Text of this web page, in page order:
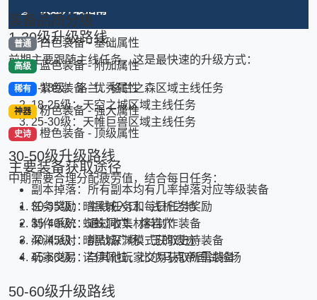
快速升级指南
1-30级升级路线
前期主要跟随主线任务，这是最快速的升级方式：
1-18级：洛兰、格兰之森区域主线任务
18-25级：天空之城区域主线任务
25-30级：天帷巨兽区域主线任务
30-50级升级路线
中期需要合理分配疲劳值，结合每日任务：
30-35级：暗黑城入口、浅析之地
35-40级：蜘蛛洞穴、熔岩穴
40-45级：暗黑城广场、王的遗迹
45-50级：诺伊佩拉、比尔马克帝国试验场
50-60级升级路线
装备品质分级
普通 白色装备 - 基础属性
高级 蓝色装备 - 附加属性
稀有 紫色装备 - 优秀属性
神器 粉色装备 - 强大属性
史诗 橙色装备 - 顶级属性
主要装备获取途径
副本掉落：所有副本均有几率掉落对应等级装备
任务奖励：主线任务和每日任务奖励
制作系统：通过收集材料制作装备
深渊派对：挑战深渊模式获取史诗装备
玩家交易：与其他玩家交易获取所需装备